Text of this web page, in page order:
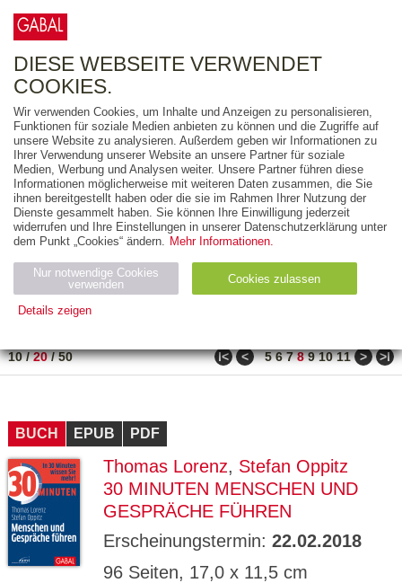
FREITEXT
AUSGABEART
AUS DER REIHE
ZUM THEMA
Neuerscheinung
Bestseller
PREIS
10/20/50 ǀ< < 5 6 7 8 9 10 11 > >ǀ
BUCH EPUB PDF
Thomas Lorenz, Stefan Oppitz
30 MINUTEN MENSCHEN UND
GESPRÄCHE FÜHREN
Erscheinungstermin: 22.02.2018
96 Seiten, 17,0 x 11,5 cm
DIESE WEBSEITE VERWENDET
COOKIES.
Wir verwenden Cookies, um Inhalte und Anzeigen zu personalisieren,
Funktionen für soziale Medien anbieten zu können und die Zugriffe auf
unsere Website zu analysieren. Außerdem geben wir Informationen zu
Ihrer Verwendung unserer Website an unsere Partner für soziale
Medien, Werbung und Analysen weiter. Unsere Partner führen diese
Informationen möglicherweise mit weiteren Daten zusammen, die Sie
ihnen bereitgestellt haben oder die sie im Rahmen Ihrer Nutzung der
Dienste gesammelt haben. Sie können Ihre Einwilligung jederzeit
widerrufen und Ihre Einstellungen in unserer Datenschutzerklärung unter
dem Punkt „Cookies“ ändern. Mehr Informationen.
Nur notwendige Cookies
verwenden
Cookies zulassen
Details zeigen
Name Zweck
Ty
ESSION
_ID
verlag.
de
Session verwendet
GV_CO
OKIES
gabal-
Speichert den Zustimmungsstatus des
Benutzers für Cookies auf der aktuellen
Domäne.
90
ge